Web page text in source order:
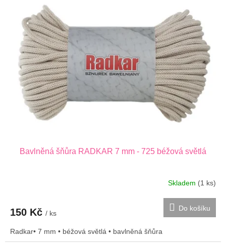
Bavlněná šňůra RADKAR 7 mm - 725 béžová světlá
Skladem (1 ks)
150 Kč / ks
Do košíku
Radkar• 7 mm • béžová světlá • bavlněná šňůra